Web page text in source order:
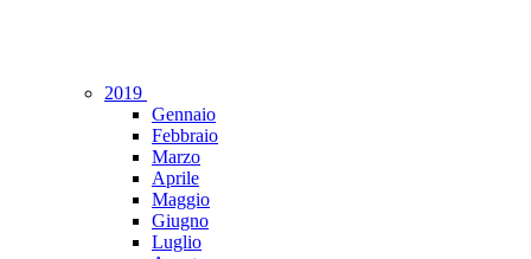
2019
Gennaio
Febbraio
Marzo
Aprile
Maggio
Giugno
Luglio